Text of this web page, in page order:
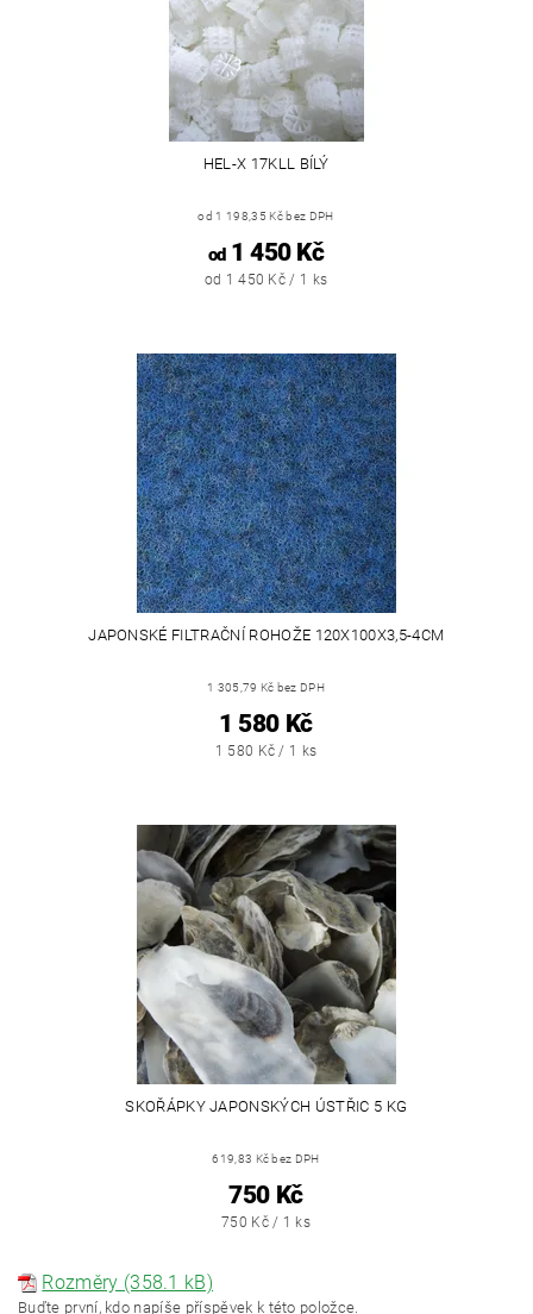
HEL-X 17KLL BÍLÝ
od 1 198,35 Kč bez DPH
od1 450 Kč
od 1 450 Kč / 1 ks
JAPONSKÉ FILTRAČNÍ ROHOŽE 120X100X3,5-4CM
1 305,79 Kč bez DPH
1 580 Kč
1 580 Kč / 1 ks
SKOŘÁPKY JAPONSKÝCH ÚSTŘIC 5 KG
619,83 Kč bez DPH
750 Kč
750 Kč / 1 ks
Rozměry (358.1 kB)
Buďte první, kdo napíše příspěvek k této položce.